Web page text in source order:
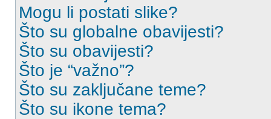
Mogu li postati slike?
Što su globalne obavijesti?
Što su obavijesti?
Što je “važno”?
Što su zaključane teme?
Što su ikone tema?